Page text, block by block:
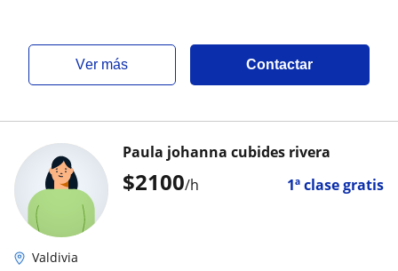
ver más Contactar
$2100/h 1ª clase gratis
Paula johanna cubides rivera
Valdivia